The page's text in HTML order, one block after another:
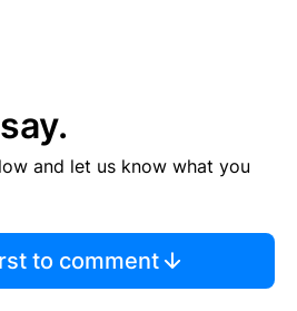
and let us know what you
to comment